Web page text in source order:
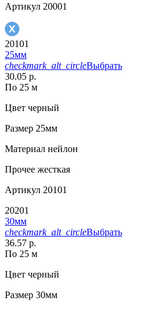
Артикул 20001
20101
25мм
checkmark_alt_circleВыбрать
30.05 р.
По 25 м
Цвет черный
Размер 25мм
Материал нейлон
Прочее жесткая
Артикул 20101
20201
30мм
checkmark_alt_circleВыбрать
36.57 р.
По 25 м
Цвет черный
Размер 30мм